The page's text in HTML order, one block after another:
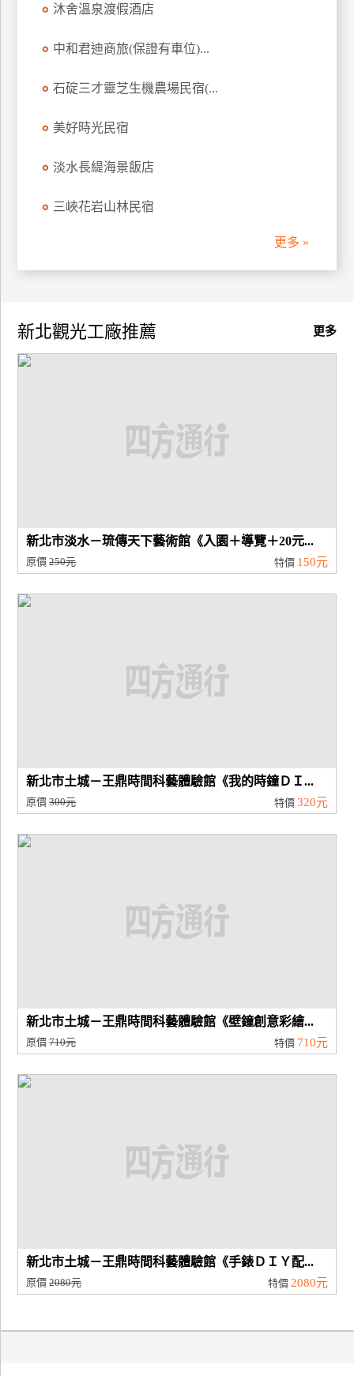
飯
作
計
商
沐舍溫泉渡假酒店
中和君迪商旅(保證有車位)...
石碇三才靈芝生機農場民宿(...
美好時光民宿
淡水長緹海景飯店
三峽花岩山林民宿
更多 »
更多
新北觀光工廠推薦
新北市淡水－琉傳天下藝術館《入園＋導覽＋20元...
原價250元 特價 150元
新北市土城－王鼎時間科藝體驗館《我的時鐘ＤＩ...
原價300元 特價 320元
新北市土城－王鼎時間科藝體驗館《壁鐘創意彩繪...
原價710元 特價 710元
新北市土城－王鼎時間科藝體驗館《手錶ＤＩＹ配...
原價2080元 特價 2080元